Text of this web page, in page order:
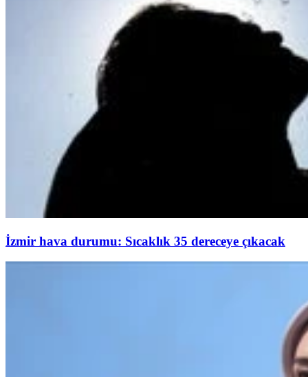
İzmir hava durumu: Sıcaklık 35 dereceye çıkacak